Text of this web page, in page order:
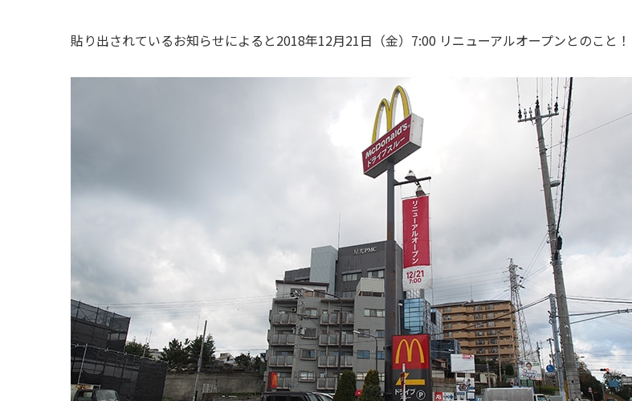
貼り出されているお知らせによると2018年12月21日（金）7:00 リニューアルオープンとのこと！